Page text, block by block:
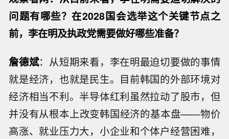
问题有哪些？在2028国会选举这个关键节点之
前，李在明及执政党需要做好哪些准备？
詹德斌：从短期来看，李在明最迫切要做的事情
就是经济，也就是民生。目前韩国的外部环境对
经济相当不利。半导体红利虽然拉动了股市，但
并没有从根本上改变韩国经济的基本盘——物价
高涨、就业压力大，小企业和个体户经营困难，